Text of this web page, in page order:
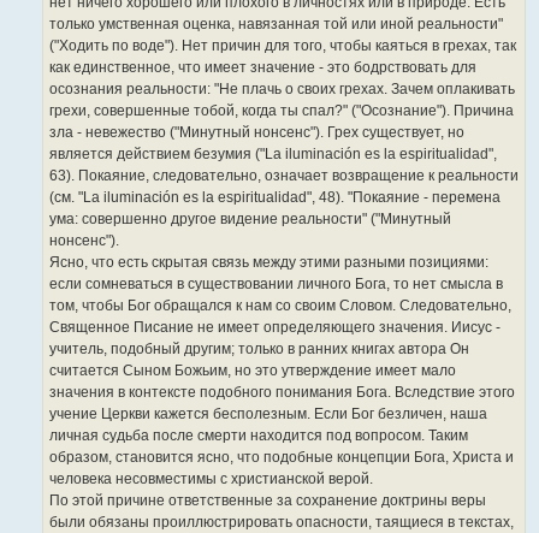
только умственная оценка, навязанная той или иной реальности"
("Ходить по воде"). Нет причин для того, чтобы каяться в грехах, так
как единственное, что имеет значение - это бодрствовать для
осознания реальности: "Не плачь о своих грехах. Зачем оплакивать
грехи, совершенные тобой, когда ты спал?" ("Осознание"). Причина
зла - невежество ("Минутный нонсенс"). Грех существует, но
является действием безумия ("La iluminación es la espiritualidad",
63). Покаяние, следовательно, означает возвращение к реальности
(см. "La iluminación es la espiritualidad", 48). "Покаяние - перемена
ума: совершенно другое видение реальности" ("Минутный
нонсенс").
Ясно, что есть скрытая связь между этими разными позициями:
если сомневаться в существовании личного Бога, то нет смысла в
том, чтобы Бог обращался к нам со своим Словом. Следовательно,
Священное Писание не имеет определяющего значения. Иисус -
учитель, подобный другим; только в ранних книгах автора Он
считается Сыном Божьим, но это утверждение имеет мало
значения в контексте подобного понимания Бога. Вследствие этого
учение Церкви кажется бесполезным. Если Бог безличен, наша
личная судьба после смерти находится под вопросом. Таким
образом, становится ясно, что подобные концепции Бога, Христа и
человека несовместимы с христианской верой.
По этой причине ответственные за сохранение доктрины веры
были обязаны проиллюстрировать опасности, таящиеся в текстах,